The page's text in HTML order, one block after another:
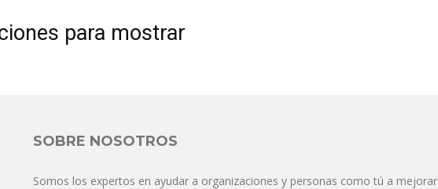
para mostrar
SOBRE NOSOTROS
Somos los expertos en ayudar a organizaciones y personas como tú a mejorar